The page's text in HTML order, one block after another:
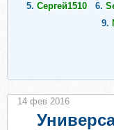
5. Сергей1510 6.
9.
14 фев 2016